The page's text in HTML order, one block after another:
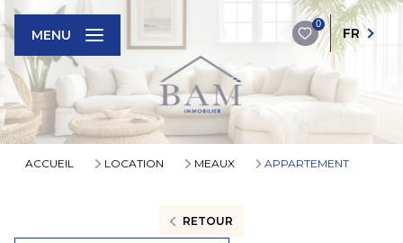
0
FR
MENU
ACCUEIL LOCATION MEAUX APPARTEMENT
RETOUR